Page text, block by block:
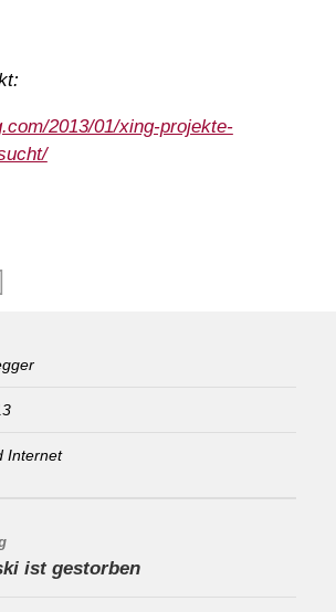
2013/01/xing-projekte-
Internet
ist gestorben